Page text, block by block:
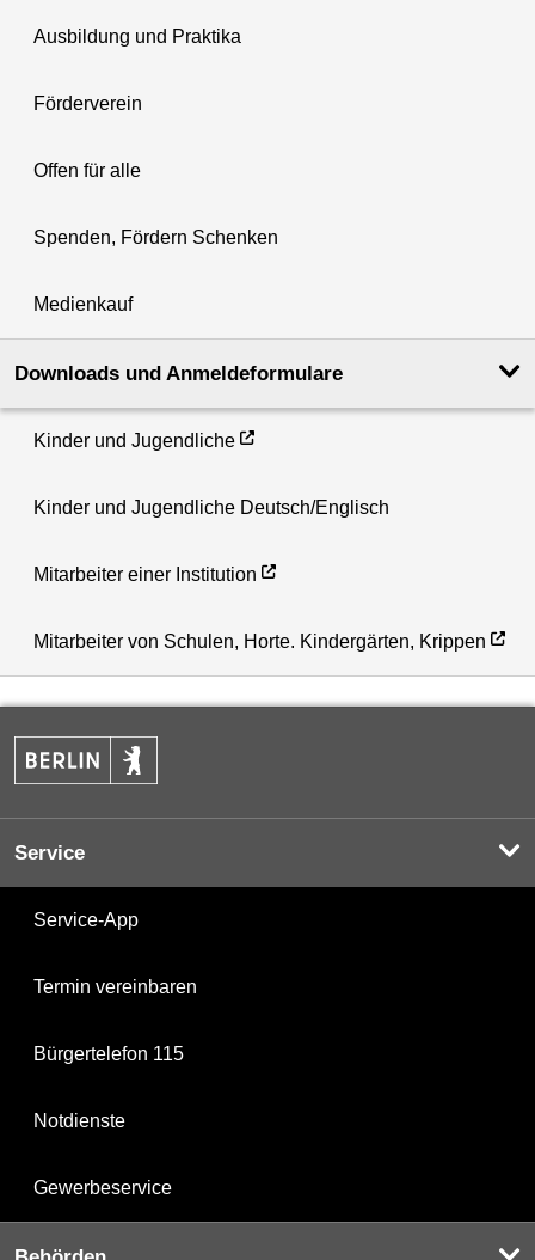
Ausbildung und Praktika
Förderverein
Offen für alle
Spenden, Fördern Schenken
Medienkauf
Downloads und Anmeldeformulare
Kinder und Jugendliche
Kinder und Jugendliche Deutsch/Englisch
Mitarbeiter einer Institution
Mitarbeiter von Schulen, Horte. Kindergärten, Krippen
Service
Service-App
Termin vereinbaren
Bürgertelefon 115
Notdienste
Gewerbeservice